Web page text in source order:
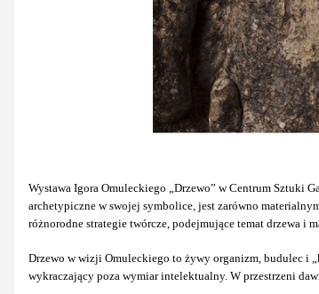
Wystawa Igora Omuleckiego „Drzewo” w Centrum Sztuki
archetypiczne w swojej symbolice, jest zarówno
różnorodne strategie twórcze, podejmujące temat drzewa i
Drzewo w wizji Omuleckiego to żywy organizm, budulec i
wykraczający poza wymiar intelektualny. W przestrzeni